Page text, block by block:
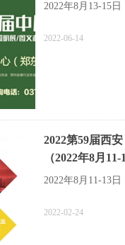
2022年8月13-15
2022-06-14
2022第59届西
（2022年8月
2022年8月11-13
2022-02-24